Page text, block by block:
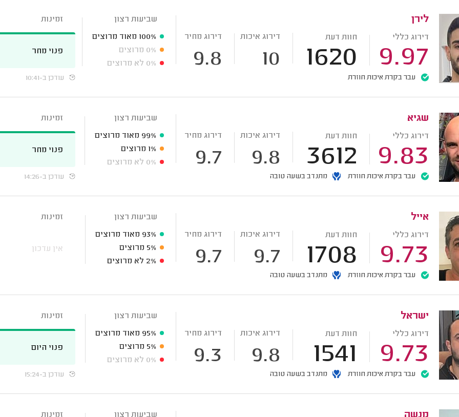
לירן
דירוג כללי
9.97
חוות דעת
1620
דירוג איכות
10
דירוג מחיר
9.8
עבר בקרת איכות חוזרת
שביעות רצון
100% מאוד מרוצים
0% מרוצים
0% לא מרוצים
זמינות
פנוי מחר
עודכן ב-10:41
שגיא
דירוג כללי
9.83
חוות דעת
3612
דירוג איכות
9.8
דירוג מחיר
9.7
עבר בקרת איכות חוזרת מתנדב בשעה טובה
שביעות רצון
99% מאוד מרוצים
1% מרוצים
0% לא מרוצים
זמינות
פנוי מחר
עודכן ב-14:26
אייל
דירוג כללי
9.73
חוות דעת
1708
דירוג איכות
9.7
דירוג מחיר
9.7
עבר בקרת איכות חוזרת מתנדב בשעה טובה
שביעות רצון
93% מאוד מרוצים
5% מרוצים
2% לא מרוצים
זמינות
אין עדכון
ישראל
דירוג כללי
9.73
חוות דעת
1541
דירוג איכות
9.8
דירוג מחיר
9.3
עבר בקרת איכות חוזרת מתנדב בשעה טובה
שביעות רצון
95% מאוד מרוצים
5% מרוצים
0% לא מרוצים
זמינות
פנוי היום
עודכן ב-15:24
שביעות רצון
זמינות